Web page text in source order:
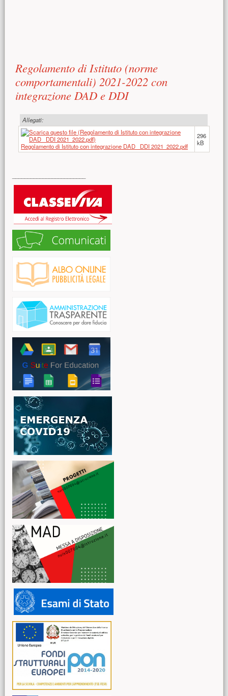
Regolamento di Istituto (norme
comportamentali) 2021-2022 con
integrazione DAD e DDI
Allegati:
Regolamento di Istituto con integrazione DAD_ DDI 2021_2022.pdf
296
kB
Risorse aggiuntive (colonna di destra)